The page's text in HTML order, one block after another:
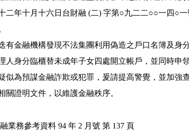
部九十二年十月十六日台財融 (二) 字第○九二二○○一四○
來迭有金融機構發現不法集團利用偽造之戶口名簿及身
定代理人身分臨櫃替未成年子女四處開立帳戶，並同時申
卡，疑似為預謀金融詐欺或犯罪，爰請提高警覺，並加強
之相關證明文件，以維護金融秩序。
業務參考資料 94 年 2 月號 第 137 頁